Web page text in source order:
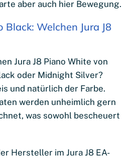
aber auch hier Bewegung.
Black: Welchen Jura J8
Jura J8 Piano White von
oder Midnight Silver?
und natürlich der Farbe.
werden unheimlich gern
was sowohl bescheuert
Hersteller im Jura J8 EA-